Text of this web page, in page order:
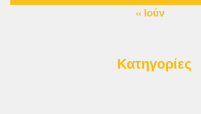
« Ιούν
Κατηγορίες